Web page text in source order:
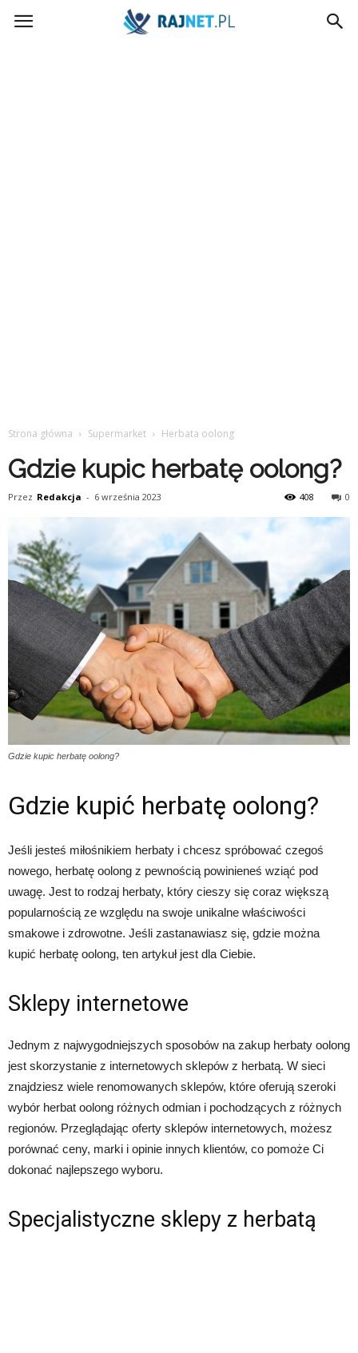
rajnet.pl
Strona główna Supermarket Herbata oolong
Gdzie kupic herbatę oolong?
Przez Redakcja - 6 września 2023 0
408
Gdzie kupic herbatę oolong?
Gdzie kupić herbatę oolong?
Jeśli jesteś miłośnikiem herbaty i chcesz spróbować czegoś
nowego, herbatę oolong z pewnością powinieneś wziąć pod
uwagę. Jest to rodzaj herbaty, który cieszy się coraz większą
popularnością ze względu na swoje unikalne właściwości
smakowe i zdrowotne. Jeśli zastanawiasz się, gdzie można
kupić herbatę oolong, ten artykuł jest dla Ciebie.
Sklepy internetowe
Jednym z najwygodniejszych sposobów na zakup herbaty oolong
jest skorzystanie z internetowych sklepów z herbatą. W sieci
znajdziesz wiele renomowanych sklepów, które oferują szeroki
wybór herbat oolong różnych odmian i pochodzących z różnych
regionów. Przeglądając oferty sklepów internetowych, możesz
porównać ceny, marki i opinie innych klientów, co pomoże Ci
dokonać najlepszego wyboru.
Specjalistyczne sklepy z herbatą